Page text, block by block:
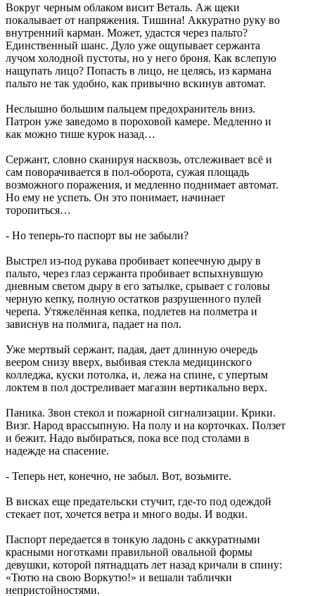
Вокруг черным облаком висит Веталь. Аж щеки
покалывает от напряжения. Тишина! Аккуратно руку во
внутренний карман. Может, удастся через пальто?
Единственный шанс. Дуло уже ощупывает сержанта
лучом холодной пустоты, но у него броня. Как вслепую
нащупать лицо? Попасть в лицо, не целясь, из кармана
пальто не так удобно, как привычно вскинув автомат.
Неслышно большим пальцем предохранитель вниз.
Патрон уже заведомо в пороховой камере. Медленно и
как можно тише курок назад…
Сержант, словно сканируя насквозь, отслеживает всё и
сам поворачивается в пол-оборота, сужая площадь
возможного поражения, и медленно поднимает автомат.
Но ему не успеть. Он это понимает, начинает
торопиться…
- Но теперь-то паспорт вы не забыли?
Выстрел из-под рукава пробивает копеечную дыру в
пальто, через глаз сержанта пробивает вспыхнувшую
дневным светом дыру в его затылке, срывает с головы
черную кепку, полную остатков разрушенного пулей
черепа. Утяжелённая кепка, подлетев на полметра и
зависнув на полмига, падает на пол.
Уже мертвый сержант, падая, дает длинную очередь
веером снизу вверх, выбивая стекла медицинского
колледжа, куски потолка, и, лежа на спине, с упертым
локтем в пол достреливает магазин вертикально верх.
Паника. Звон стекол и пожарной сигнализации. Крики.
Визг. Народ врассыпную. На полу и на корточках. Ползет
и бежит. Надо выбираться, пока все под столами в
надежде на спасение.
- Теперь нет, конечно, не забыл. Вот, возьмите.
В висках еще предательски стучит, где-то под одеждой
стекает пот, хочется ветра и много воды. И водки.
Паспорт передается в тонкую ладонь с аккуратными
красными ноготками правильной овальной формы
девушки, которой пятнадцать лет назад кричали в спину:
«Тютю на свою Воркутю!» и вешали таблички
непристойностями.